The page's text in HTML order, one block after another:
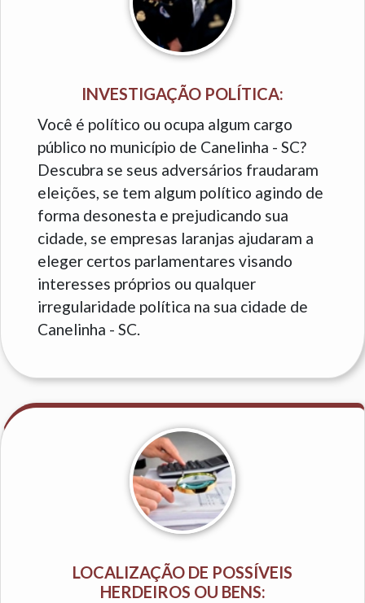
INVESTIGAÇÃO POLÍTICA:
Você é político ou ocupa algum cargo
público no município de Canelinha - SC?
Descubra se seus adversários fraudaram
eleições, se tem algum político agindo de
forma desonesta e prejudicando sua
cidade, se empresas laranjas ajudaram a
eleger certos parlamentares visando
interesses próprios ou qualquer
irregularidade política na sua cidade de
Canelinha - SC.
LOCALIZAÇÃO DE POSSÍVEIS
HERDEIROS OU BENS: